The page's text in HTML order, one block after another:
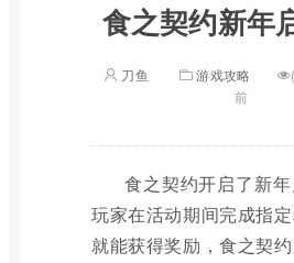
食之契约新年
刀鱼 游戏攻略
前
食之契约开启了新年
玩家在活动期间完成指
就能获得奖励，食之契